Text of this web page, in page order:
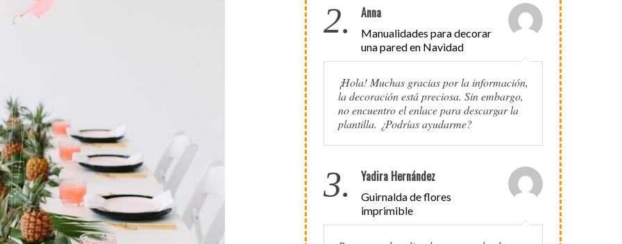
2. Anna
Manualidades para decorar
una pared en Navidad
¡Hola! Muchas gracias por la información,
la decoración está preciosa. Sin embargo,
no encuentro el enlace para descargar la
plantilla. ¿Podrías ayudarme?
3. Yadira Hernández
Guirnalda de flores
imprimible